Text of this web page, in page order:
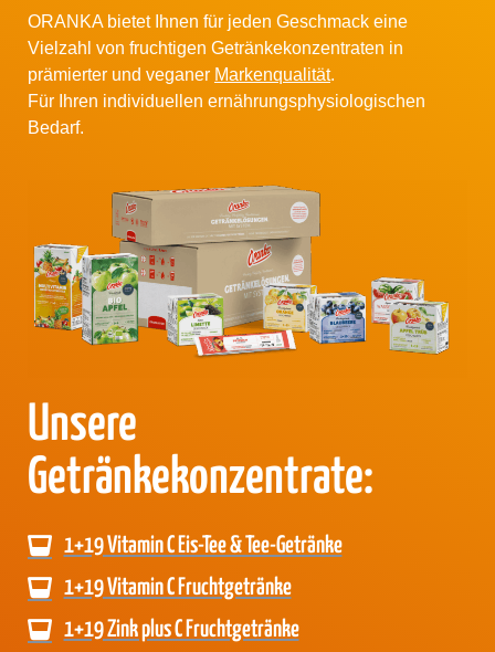
ORANKA bietet Ihnen für jeden Geschmack eine
Vielzahl von fruchtigen Getränkekonzentraten in
prämierter und veganer Markenqualität.
Für Ihren individuellen ernährungsphysiologischen
Bedarf.
Unsere
Getränkekonzentrate:
1+19 Vitamin C Eis-Tee & Tee-Getränke
1+19 Vitamin C Fruchtgetränke
1+19 Zink plus C Fruchtgetränke